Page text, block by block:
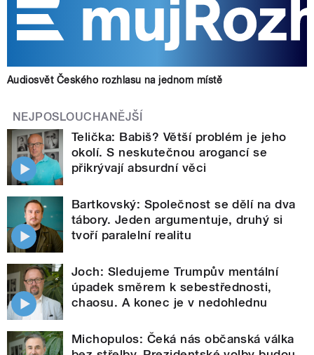
Audiosvět Českého rozhlasu na jednom místě
NEJPOSLOUCHANĚJŠÍ
Telička: Babiš? Větší problém je jeho
okolí. S neskutečnou arogancí se
přikrývají absurdní věci
Bartkovský: Společnost se dělí na dva
tábory. Jeden argumentuje, druhý si
tvoří paralelní realitu
Joch: Sledujeme Trumpův mentální
úpadek směrem k sebestřednosti,
chaosu. A konec je v nedohlednu
Michopulos: Čeká nás občanská válka